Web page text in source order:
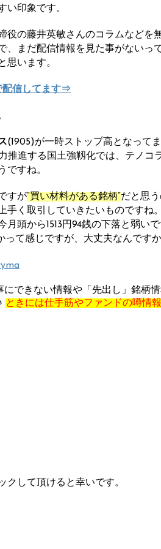
い印象です。
役の藤井英敏さんのコラムなどを
、まだ配信情報を見た事がないっ
思います。
配信してます⇒
(1905)が一時ストップ高となって
推進する国土強靱化では、テノコ
ですね。
すが“買い材料がある銘柄”だと思
手く取引していきたいものですね
頭から1513円94銭の下落と弱い
て感じですが、大丈夫なんですか
できない情報や「先出し」銘柄
ときには仕手筋やファンドの噂情
クして頂けると幸いです。